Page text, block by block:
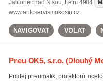
Jablonec nad Nisou, Letní 4984
www.autoservismokosin.cz
NAVIGOVAT VOLAT
Pneu OK5, s.r.o.(Dlouhý
Prodej pneumatik, protektorů,